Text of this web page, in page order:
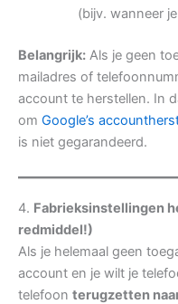
(bijv. wanneer
Belangrijk: Als je geen
mailadres of
account te herstellen. In
om Google’s
is niet gegarandeerd.
4. Fabrieksinstellingen
redmiddel!)
Als je helemaal geen
account en je wilt je
telefoon terugzetten